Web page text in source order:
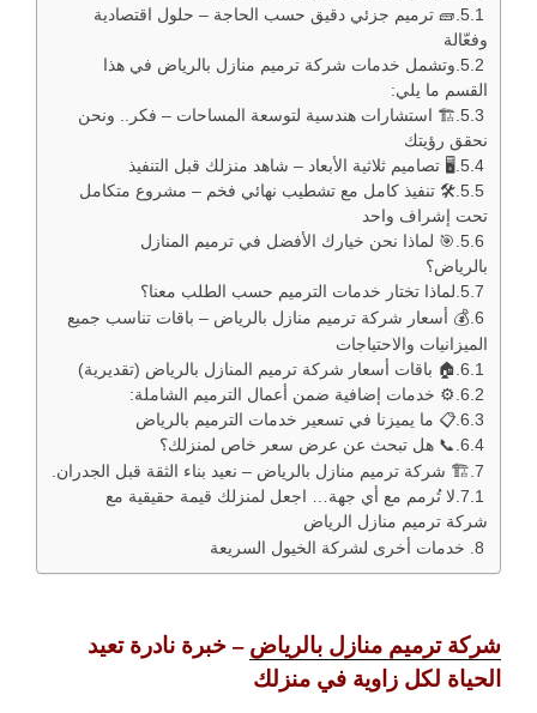
🧱 ترميم جزئي دقيق حسب الحاجة – حلول اقتصادية
وفعّالة
وتشمل خدمات شركة ترميم منازل بالرياض في هذا
القسم ما يلي:
🏗️ استشارات هندسية لتوسعة المساحات – فكر.. ونحن
نحقق رؤيتك
🖥️ تصاميم ثلاثية الأبعاد – شاهد منزلك قبل التنفيذ
🛠️ تنفيذ كامل مع تشطيب نهائي فخم – مشروع متكامل
تحت إشراف واحد
🎯 لماذا نحن خيارك الأفضل في ترميم المنازل
بالرياض؟
لماذا تختار خدمات الترميم حسب الطلب معنا؟
💰 أسعار شركة ترميم منازل بالرياض – باقات تناسب جميع
الميزانيات والاحتياجات
🏠 باقات أسعار شركة ترميم المنازل بالرياض (تقديرية)
⚙️ خدمات إضافية ضمن أعمال الترميم الشاملة:
📋 ما يميزنا في تسعير خدمات الترميم بالرياض
📞 هل تبحث عن عرض سعر خاص لمنزلك؟
🏗️ شركة ترميم منازل بالرياض – نعيد بناء الثقة قبل الجدران.
لا تُرمم مع أي جهة… اجعل لمنزلك قيمة حقيقية مع
شركة ترميم منازل الرياض
خدمات أخرى لشركة الخيول السريعة
شركة ترميم منازل بالرياض– خبرة نادرة تعيد
الحياة لكل زاوية في منزلك